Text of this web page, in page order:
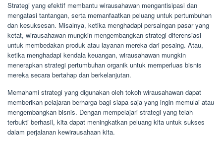
Strategi yang efektif membantu wirausahawan mengantisipasi dan
mengatasi tantangan, serta memanfaatkan peluang untuk pertumbuhan
dan kesuksesan. Misalnya, ketika menghadapi persaingan pasar yang
ketat, wirausahawan mungkin mengembangkan strategi diferensiasi
untuk membedakan produk atau layanan mereka dari pesaing. Atau,
ketika menghadapi kendala keuangan, wirausahawan mungkin
menerapkan strategi pertumbuhan organik untuk memperluas bisnis
mereka secara bertahap dan berkelanjutan.
Memahami strategi yang digunakan oleh tokoh wirausahawan dapat
memberikan pelajaran berharga bagi siapa saja yang ingin memulai atau
mengembangkan bisnis. Dengan mempelajari strategi yang telah
terbukti berhasil, kita dapat meningkatkan peluang kita untuk sukses
dalam perjalanan kewirausahaan kita.